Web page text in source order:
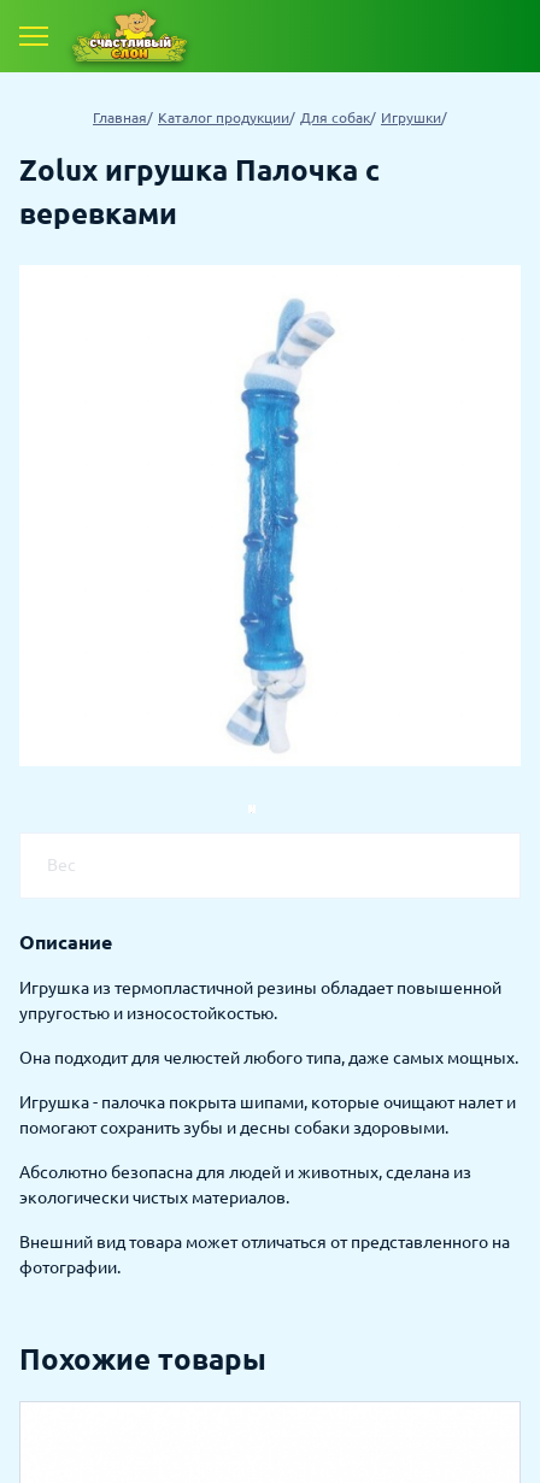
Главная Каталог продукции Для собак Игрушки
Zolux игрушка Палочка с
веревками
Вес
Описание
Игрушка из термопластичной резины обладает повышенной
упругостью и износостойкостью.
Она подходит для челюстей любого типа, даже самых мощных.
Игрушка - палочка покрыта шипами, которые очищают налет и
помогают сохранить зубы и десны собаки здоровыми.
Абсолютно безопасна для людей и животных, сделана из
экологически чистых материалов.
Внешний вид товара может отличаться от представленного на
фотографии.
Похожие товары